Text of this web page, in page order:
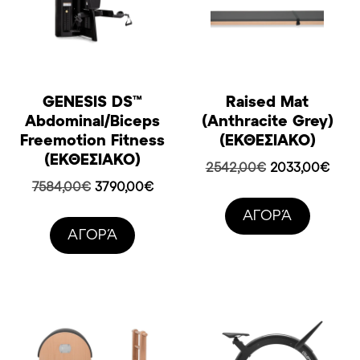
GENESIS DS™
Abdominal/Biceps
Freemotion Fitness
(ΕΚΘΕΣΙΑΚΟ)
7584,00€ Original
was:
7584,00€.
3790,00€Η
AΓΟΡΆ
Raised Mat
(Anthracite Grey)
(ΕΚΘΕΣΙΑΚΟ)
2542,00€ Original
was:
2542,00€.
2033,00€Η
AΓΟΡΆ